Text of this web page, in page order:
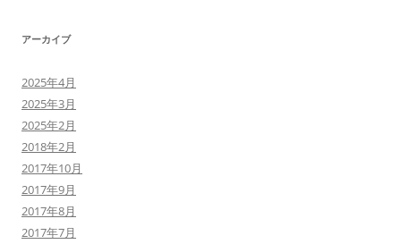
アーカイブ
2025年4月
2025年3月
2025年2月
2018年2月
2017年10月
2017年9月
2017年8月
2017年7月